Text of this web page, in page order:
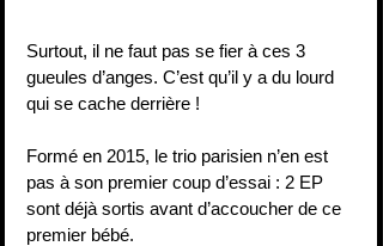
Surtout, il ne faut pas se fier à ces 3
gueules d’anges. C’est qu’il y a du lourd
qui se cache derrière !
Formé en 2015, le trio parisien n’en est
pas à son premier coup d’essai : 2 EP
sont déjà sortis avant d’accoucher de ce
premier bébé.